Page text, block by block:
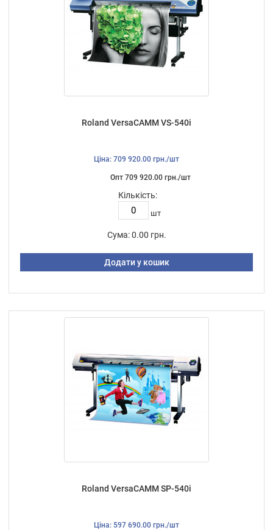
Roland VersaCAMM VS-540i
Ціна: 709 920.00 грн./шт
Опт 709 920.00 грн./шт
Кількість:
шт
Сума: 0.00 грн.
Додати у кошик
Roland VersaCAMM SP-540i
Ціна: 597 690.00 грн./шт